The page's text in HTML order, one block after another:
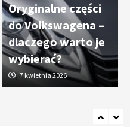
Oryginalne części
do Volkswagena –
dlaczego warto je
wybierać?
7 kwietnia 2026
wyprze pracę
internetowych – jak